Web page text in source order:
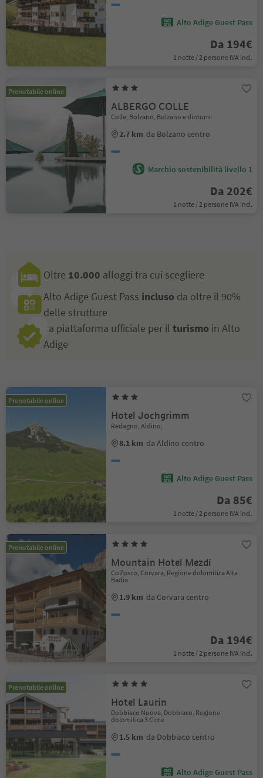
Alto Adige Guest Pass
Da 194€
1 notte / 2 persone IVA incl.
Prenotabile online
ALBERGO COLLE
Colle, Bolzano, Bolzano e dintorni
2.7 km da Bolzano centro
Marchio sostenibilità livello 1
Da 202€
1 notte / 2 persone IVA incl.
Oltre 10.000 alloggi tra cui scegliere
Alto Adige Guest Pass incluso da oltre il 90%
delle strutture
La piattaforma ufficiale per il turismo in Alto
Adige
Prenotabile online
Hotel Jochgrimm
Redagno, Aldino,
8.1 km da Aldino centro
Alto Adige Guest Pass
Da 85€
1 notte / 2 persone IVA incl.
Prenotabile online
Mountain Hotel Mezdí
Colfosco, Corvara, Regione dolomitica Alta
Badia
1.9 km da Corvara centro
Da 194€
1 notte / 2 persone IVA incl.
Prenotabile online
Hotel Laurin
Dobbiaco Nuova, Dobbiaco, Regione
dolomitica 3 Cime
1.5 km da Dobbiaco centro
Alto Adige Guest Pass